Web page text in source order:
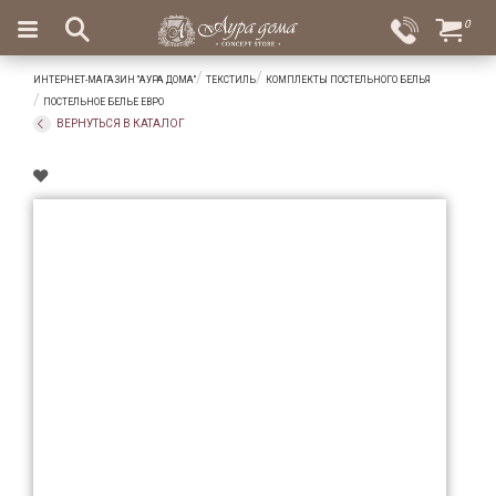
Вход
Избранное
×
Салоны
Доставка
Оплата
Ароматы
0
ИНТЕРНЕТ-МАГАЗИН "АУРА ДОМА" ТЕКСТИЛЬ
КОМПЛЕКТЫ ПОСТЕЛЬНОГО БЕЛЬЯ
ПОСТЕЛЬНОЕ БЕЛЬЕ ЕВРО
ВЕРНУТЬСЯ В КАТАЛОГ